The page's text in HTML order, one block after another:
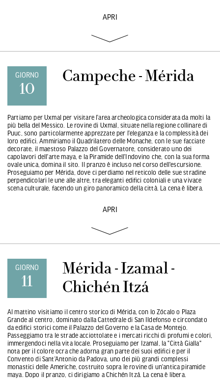
APRI
GIORNO
10
Campeche - Mérida
Partiamo per Uxmal per visitare l’area archeologica considerata da molti la
più bella del Messico. Le rovine di Uxmal, situate nella regione collinare di
Puuc, sono particolarmente apprezzate per l’eleganza e la complessità dei
loro edifici. Ammiriamo il Quadrilatero delle Monache, con le sue facciate
decorate, il maestoso Palazzo del Governatore, considerato uno dei
capolavori dell’arte maya, e la Piramide dell’Indovino che, con la sua forma
ovale unica, domina il sito. Il pranzo è incluso nel corso dell'escursione.
Proseguiamo per Mérida, dove ci perdiamo nel reticolo delle sue stradine
perpendicolari le une alle altre, tra eleganti edifici coloniali e una vivace
scena culturale, facendo un giro panoramico della città. La cena è libera.
APRI
GIORNO
11
Mérida - Izamal -
Chichén Itzá
Al mattino visitiamo il centro storico di Mérida, con lo Zócalo o Plaza
Grande al centro, dominato dalla Cattedrale di San Ildefonso e circondato
da edifici storici come il Palazzo del Governo e la Casa de Montejo.
Passeggiamo tra le strade acciottolate e i mercati ricchi di profumi e colori,
immergendoci nella vita locale. Proseguiamo per Izamal, la "Città Gialla"
nota per il colore ocra che adorna gran parte dei suoi edifici e per il
Convento di Sant’Antonio da Padova, uno dei più grandi complessi
monastici delle Americhe, costruito sopra le rovine di un’antica piramide
maya. Dopo il pranzo, ci dirigiamo a Chichén Itzá. La cena è libera.